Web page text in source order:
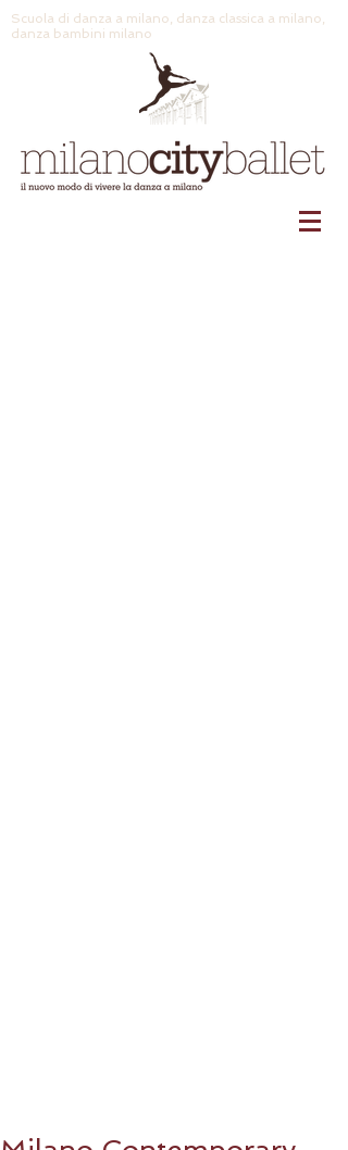
Scuola di danza a milano, danza classica a milano,
danza bambini milano